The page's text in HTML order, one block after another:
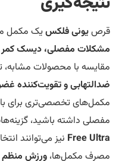
یونی فلکسیک مکمل مفید
مفصلی، دیسک کمر و
با محصولات مشابه،
و تقویت‌کننده غضروف
تخصصی‌تری برای
داشته باشید، گزینه‌هایی
Freeنیز می‌توانند
مکمل‌ها،ورزش منظم و